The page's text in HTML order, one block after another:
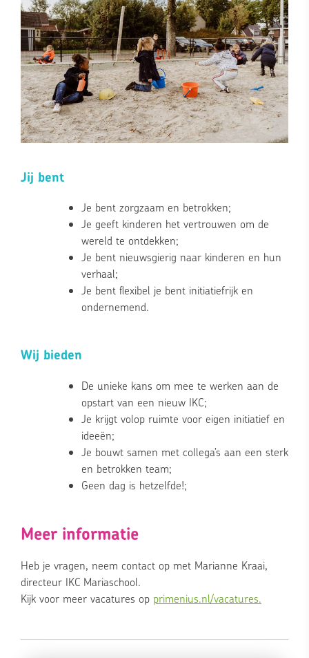
Jij bent
Je bent zorgzaam en betrokken;
Je geeft kinderen het vertrouwen om de
wereld te ontdekken;
Je bent nieuwsgierig naar kinderen en hun
verhaal;
Je bent flexibel je bent initiatiefrijk en
ondernemend.
Wij bieden
De unieke kans om mee te werken aan de
opstart van een nieuw IKC;
Je krijgt volop ruimte voor eigen initiatief en
ideeën;
Je bouwt samen met collega’s aan een sterk
en betrokken team;
Geen dag is hetzelfde!;
Meer informatie
Heb je vragen, neem contact op met Marianne Kraai,
directeur IKC Mariaschool.
Kijk voor meer vacatures op primenius.nl/vacatures.